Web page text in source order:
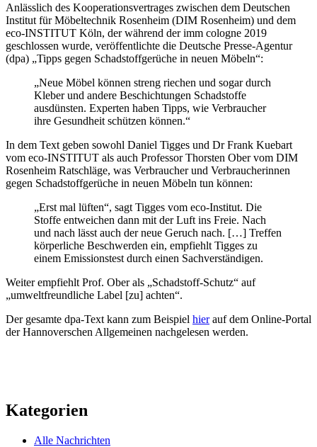
Anlässlich des Kooperationsvertrages zwischen dem Deutschen
Institut für Möbeltechnik Rosenheim (DIM Rosenheim) und dem
eco-INSTITUT Köln, der während der imm cologne 2019
geschlossen wurde, veröffentlichte die Deutsche Presse-Agentur
(dpa) „Tipps gegen Schadstoffgerüche in neuen Möbeln“:
„Neue Möbel können streng riechen und sogar durch
Kleber und andere Beschichtungen Schadstoffe
ausdünsten. Experten haben Tipps, wie Verbraucher
ihre Gesundheit schützen können.“
In dem Text geben sowohl Daniel Tigges und Dr Frank Kuebart
vom eco-INSTITUT als auch Professor Thorsten Ober vom DIM
Rosenheim Ratschläge, was Verbraucher und Verbraucherinnen
gegen Schadstoffgerüche in neuen Möbeln tun können:
„Erst mal lüften“, sagt Tigges vom eco-Institut. Die
Stoffe entweichen dann mit der Luft ins Freie. Nach
und nach lässt auch der neue Geruch nach. […] Treffen
körperliche Beschwerden ein, empfiehlt Tigges zu
einem Emissionstest durch einen Sachverständigen.
Weiter empfiehlt Prof. Ober als „Schadstoff-Schutz“ auf
„umweltfreundliche Label [zu] achten“.
Der gesamte dpa-Text kann zum Beispiel hierauf dem Online-Portal
der Hannoverschen Allgemeinen nachgelesen werden.
Kategorien
Alle Nachrichten